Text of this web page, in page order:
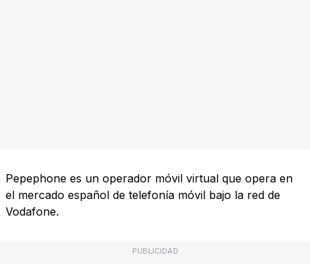
Pepephone es un operador móvil virtual que opera en
el mercado español de telefonía móvil bajo la red de
Vodafone.
PUBLICIDAD